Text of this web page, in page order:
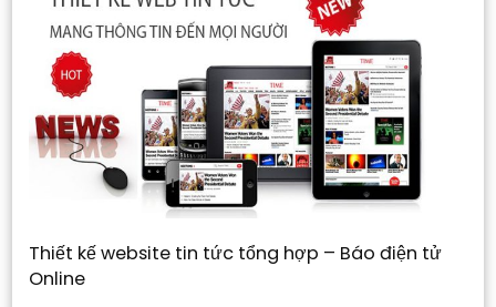
Thiết kế website tin tức tổng hợp – Báo điện tử
Online